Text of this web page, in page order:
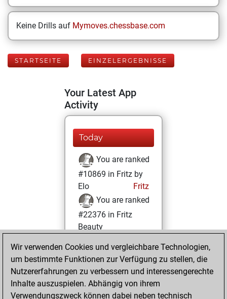
Keine Drills auf Mymoves.chessbase.com
STARTSEITE EINZELERGEBNISSE
Your Latest App
Activity
Today
You are ranked
#10869 in Fritz by
Elo
Fritz
You are ranked
#22376 in Fritz
Beauty
Dienstag,
September 27,
2022
You achieved a
Wir verwenden Cookies und vergleichbare Technologien,
um bestimmte Funktionen zur Verfügung zu stellen, die
Nutzererfahrungen zu verbessern und interessengerechte
Inhalte auszuspielen. Abhängig von ihrem
Verwendungszweck können dabei neben technisch